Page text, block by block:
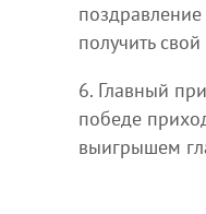
получить
6. Главный
победе
выигрышем